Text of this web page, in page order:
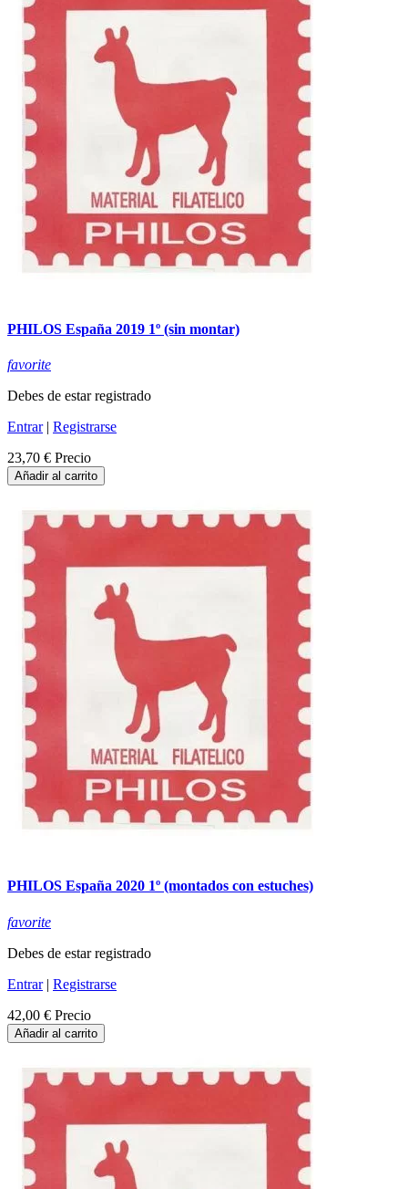
PHILOS España 2019 1º (sin montar)
favorite
Debes de estar registrado
Entrar| Registrarse
23,70 € Precio
Añadir al carrito
PHILOS España 2020 1º (montados con estuches)
favorite
Debes de estar registrado
Entrar| Registrarse
42,00 € Precio
Añadir al carrito